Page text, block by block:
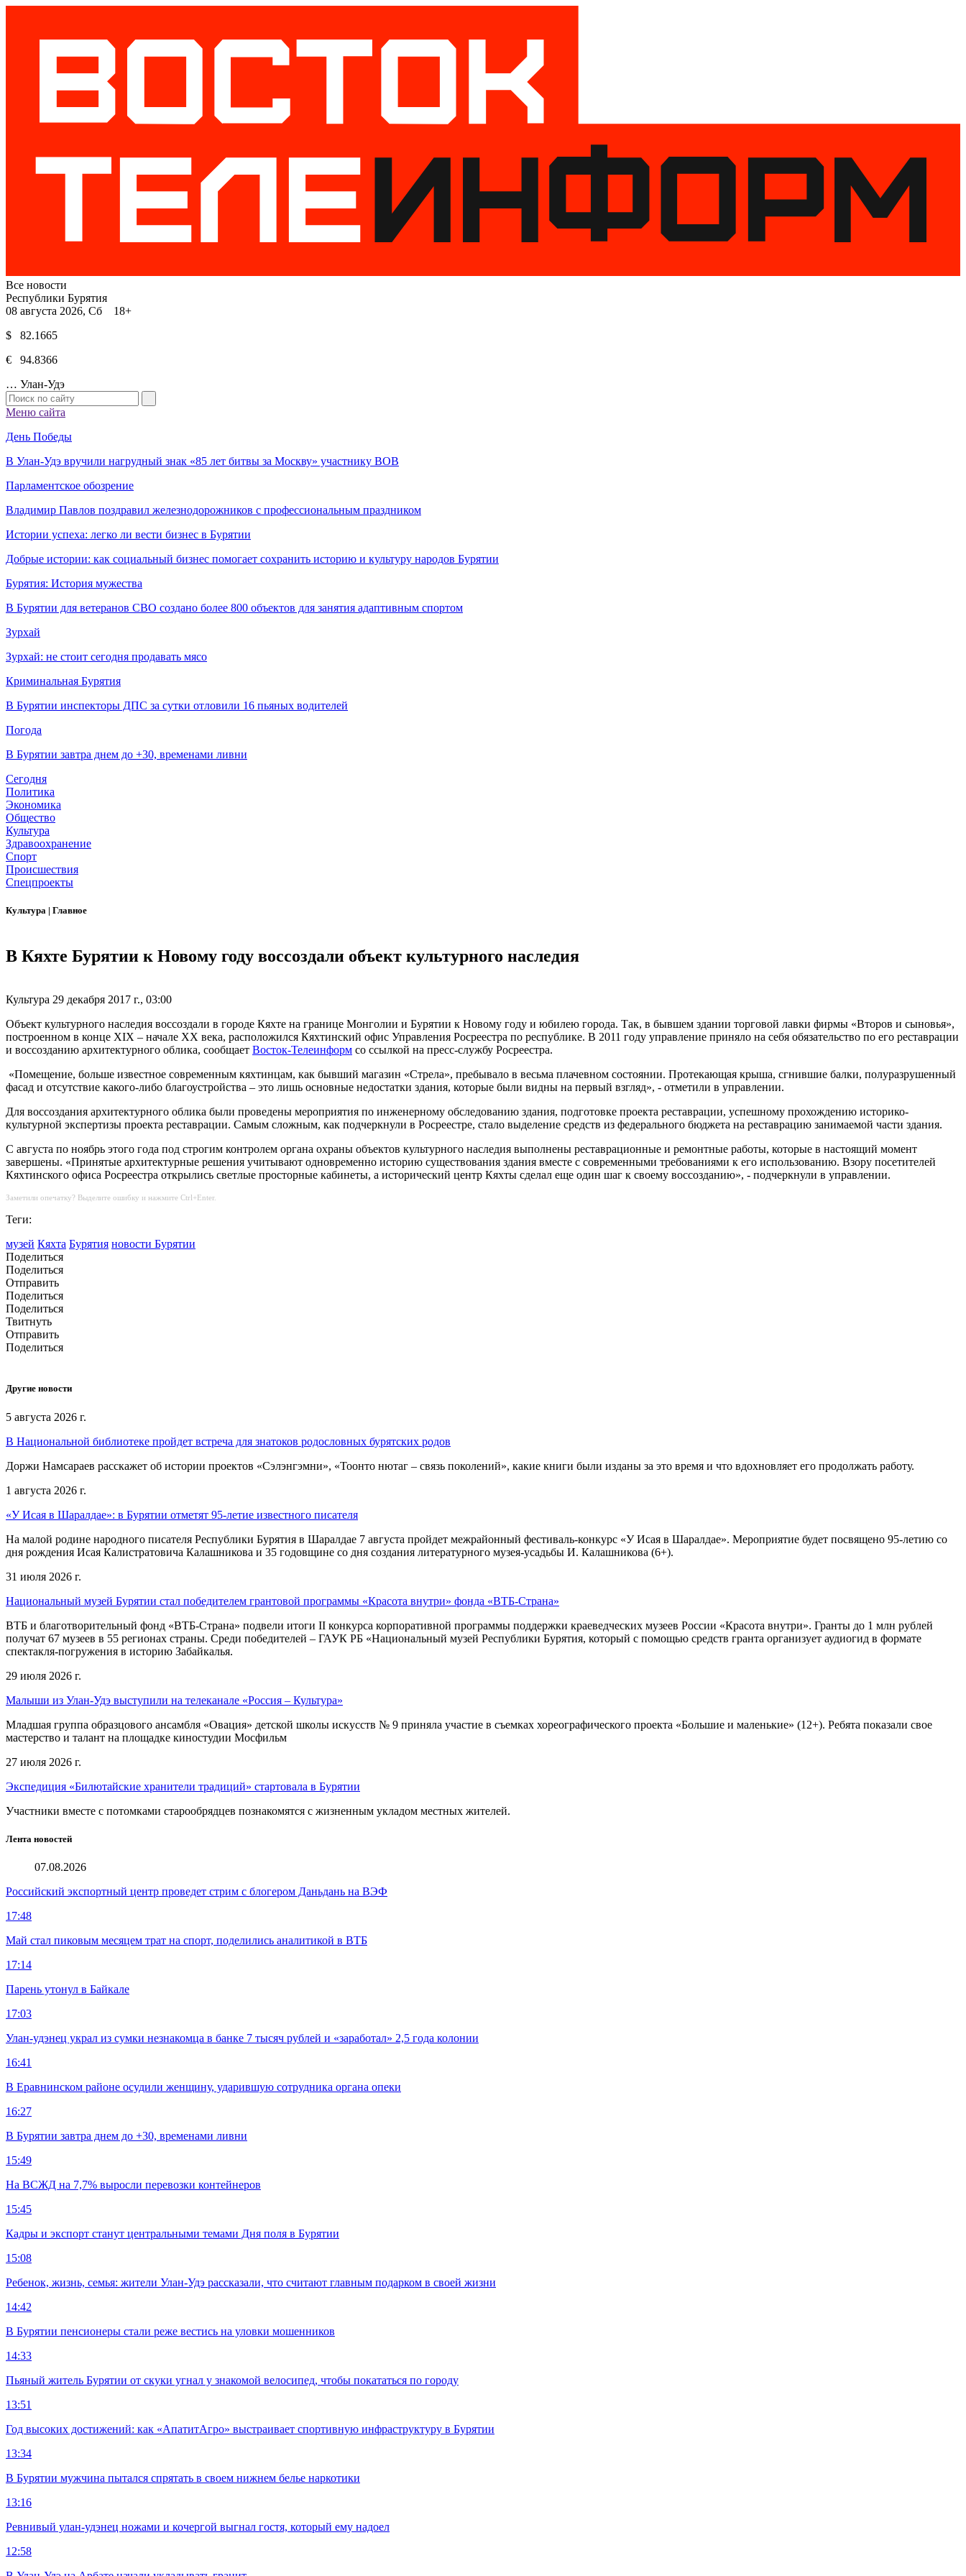
Все новости
Республики Бурятия
08 августа 2026, Сб 18+
$ 82.1665
€ 94.8366
… Улан-Удэ
Меню сайта
День Победы
В Улан-Удэ вручили нагрудный знак «85 лет битвы за Москву» участнику ВОВ
Парламентское обозрение
Владимир Павлов поздравил железнодорожников с профессиональным праздником
Истории успеха: легко ли вести бизнес в Бурятии
Добрые истории: как социальный бизнес помогает сохранить историю и культуру народов Бурятии
Бурятия: История мужества
В Бурятии для ветеранов СВО создано более 800 объектов для занятия адаптивным спортом
Зурхай
Зурхай: не стоит сегодня продавать мясо
Криминальная Бурятия
В Бурятии инспекторы ДПС за сутки отловили 16 пьяных водителей
Погода
В Бурятии завтра днем до +30, временами ливни
Сегодня
Политика
Экономика
Общество
Культура
Здравоохранение
Спорт
Происшествия
Спецпроекты
Культура | Главное
В Кяхте Бурятии к Новому году воссоздали объект культурного наследия
Культура 29 декабря 2017 г., 03:00
Объект культурного наследия воссоздали в городе Кяхте на границе Монголии и Бурятии к Новому году и юбилею города. Так, в бывшем здании торговой лавки фирмы «Второв и сыновья»,
построенном в конце XIX – начале XX века, расположился Кяхтинский офис Управления Росреестра по республике. В 2011 году управление приняло на себя обязательство по его реставрации
и воссозданию архитектурного облика, сообщает Восток-Телеинформ со ссылкой на пресс-службу Росреестра.
«Помещение, больше известное современным кяхтинцам, как бывший магазин «Стрела», пребывало в весьма плачевном состоянии. Протекающая крыша, сгнившие балки, полуразрушенный
фасад и отсутствие какого-либо благоустройства – это лишь основные недостатки здания, которые были видны на первый взгляд», - отметили в управлении.
Для воссоздания архитектурного облика были проведены мероприятия по инженерному обследованию здания, подготовке проекта реставрации, успешному прохождению историко-
культурной экспертизы проекта реставрации. Самым сложным, как подчеркнули в Росреестре, стало выделение средств из федерального бюджета на реставрацию занимаемой части здания.
С августа по ноябрь этого года под строгим контролем органа охраны объектов культурного наследия выполнены реставрационные и ремонтные работы, которые в настоящий момент
завершены. «Принятые архитектурные решения учитывают одновременно историю существования здания вместе с современными требованиями к его использованию. Взору посетителей
Кяхтинского офиса Росреестра открылись светлые просторные кабинеты, а исторический центр Кяхты сделал еще один шаг к своему воссозданию», - подчеркнули в управлении.
Заметили опечатку? Выделите ошибку и нажмите Ctrl+Enter.
Теги:
музей Кяхта Бурятия новости Бурятии
Поделиться
Поделиться
Отправить
Поделиться
Поделиться
Твитнуть
Отправить
Поделиться
Другие новости
5 августа 2026 г.
В Национальной библиотеке пройдет встреча для знатоков родословных бурятских родов
Доржи Намсараев расскажет об истории проектов «Сэлэнгэмни», «Тоонто нютаг – связь поколений», какие книги были изданы за это время и что вдохновляет его продолжать работу.
1 августа 2026 г.
«У Исая в Шаралдае»: в Бурятии отметят 95-летие известного писателя
На малой родине народного писателя Республики Бурятия в Шаралдае 7 августа пройдет межрайонный фестиваль-конкурс «У Исая в Шаралдае». Мероприятие будет посвящено 95-летию со
дня рождения Исая Калистратовича Калашникова и 35 годовщине со дня создания литературного музея-усадьбы И. Калашникова (6+).
31 июля 2026 г.
Национальный музей Бурятии стал победителем грантовой программы «Красота внутри» фонда «ВТБ-Страна»
ВТБ и благотворительный фонд «ВТБ-Страна» подвели итоги II конкурса корпоративной программы поддержки краеведческих музеев России «Красота внутри». Гранты до 1 млн рублей
получат 67 музеев в 55 регионах страны. Среди победителей – ГАУК РБ «Национальный музей Республики Бурятия, который с помощью средств гранта организует аудиогид в формате
спектакля-погружения в историю Забайкалья.
29 июля 2026 г.
Малыши из Улан-Удэ выступили на телеканале «Россия – Культура»
Младшая группа образцового ансамбля «Овация» детской школы искусств № 9 приняла участие в съемках хореографического проекта «Большие и маленькие» (12+). Ребята показали свое
мастерство и талант на площадке киностудии Мосфильм
27 июля 2026 г.
Экспедиция «Билютайские хранители традиций» стартовала в Бурятии
Участники вместе с потомками старообрядцев познакомятся с жизненным укладом местных жителей.
Лента новостей
07.08.2026
Российский экспортный центр проведет стрим с блогером Даньдань на ВЭФ
17:48
Май стал пиковым месяцем трат на спорт, поделились аналитикой в ВТБ
17:14
Парень утонул в Байкале
17:03
Улан-удэнец украл из сумки незнакомца в банке 7 тысяч рублей и «заработал» 2,5 года колонии
16:41
В Еравнинском районе осудили женщину, ударившую сотрудника органа опеки
16:27
В Бурятии завтра днем до +30, временами ливни
15:49
На ВСЖД на 7,7% выросли перевозки контейнеров
15:45
Кадры и экспорт станут центральными темами Дня поля в Бурятии
15:08
Ребенок, жизнь, семья: жители Улан-Удэ рассказали, что считают главным подарком в своей жизни
14:42
В Бурятии пенсионеры стали реже вестись на уловки мошенников
14:33
Пьяный житель Бурятии от скуки угнал у знакомой велосипед, чтобы покататься по городу
13:51
Год высоких достижений: как «АпатитАгро» выстраивает спортивную инфраструктуру в Бурятии
13:34
В Бурятии мужчина пытался спрятать в своем нижнем белье наркотики
13:16
Ревнивый улан-удэнец ножами и кочергой выгнал гостя, который ему надоел
12:58